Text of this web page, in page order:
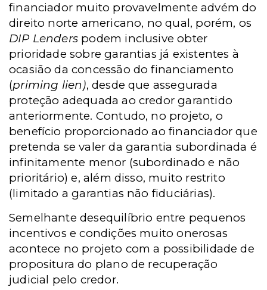
financiador muito provavelmente advém do
direito norte americano, no qual, porém, os
DIP Lenders podem inclusive obter
prioridade sobre garantias já existentes à
ocasião da concessão do financiamento
(priming lien), desde que assegurada
proteção adequada ao credor garantido
anteriormente. Contudo, no projeto, o
benefício proporcionado ao financiador que
pretenda se valer da garantia subordinada é
infinitamente menor (subordinado e não
prioritário) e, além disso, muito restrito
(limitado a garantias não fiduciárias).
Semelhante desequilíbrio entre pequenos
incentivos e condições muito onerosas
acontece no projeto com a possibilidade de
propositura do plano de recuperação
judicial pelo credor.